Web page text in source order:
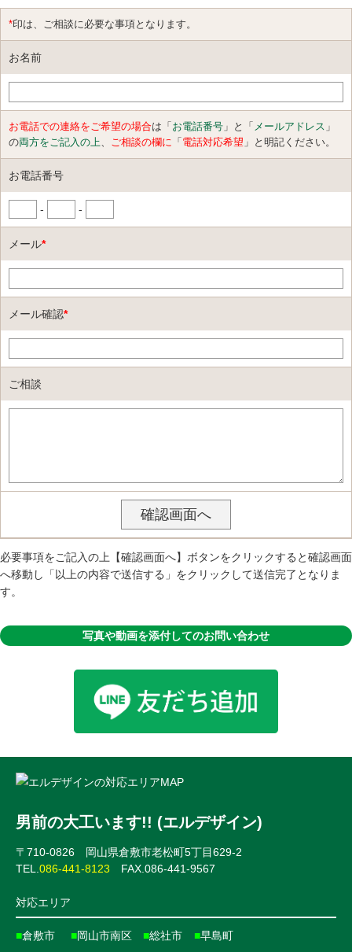
*印は、ご相談に必要な事項となります。
お名前
お電話での連絡をご希望の場合は「 お電話番号 」と「 メールアドレス 」
の両方をご記入の上、 ご相談の欄に 「 電話対応希望 」と明記ください。
お電話番号
- -
メール*
メール確認*
ご相談
必要事項をご記入の上【確認画面へ】ボタンをクリックすると確認画面
へ移動し「以上の内容で送信する」をクリックして送信完了となりま
す。
写真や動画を添付してのお問い合わせ
男前の大工います!! (エルデザイン)
〒710-0826 岡山県倉敷市老松町5丁目629-2
TEL. 086-441-8123 FAX.086-441-9567
対応エリア
■倉敷市 ■岡山市南区
■総社市
■早島町